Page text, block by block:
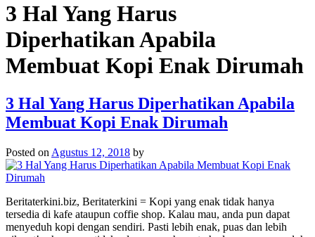
3 Hal Yang Harus
Diperhatikan Apabila
Membuat Kopi Enak Dirumah
3 Hal Yang Harus Diperhatikan Apabila
Membuat Kopi Enak Dirumah
Posted on Agustus 12, 2018 by
Beritaterkini.biz, Beritaterkini = Kopi yang enak tidak hanya
tersedia di kafe ataupun coffie shop. Kalau mau, anda pun dapat
menyeduh kopi dengan sendiri. Pasti lebih enak, puas dan lebih